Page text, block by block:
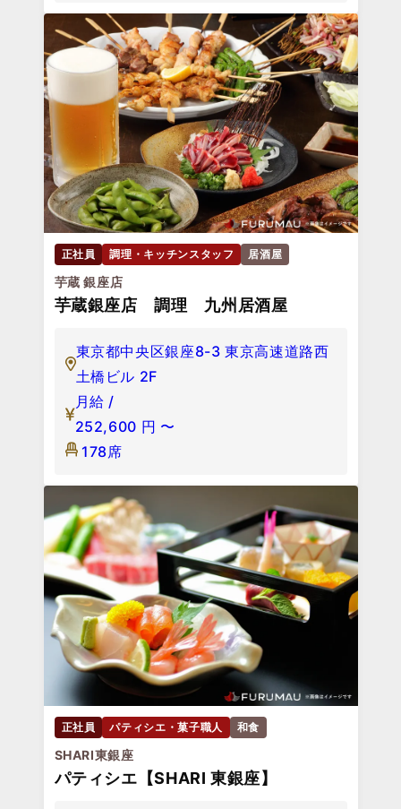
正社員 調理・キッチンスタッフ 居酒屋
芋蔵 銀座店
芋蔵銀座店 調理 九州居酒屋
東京都中央区銀座8-3 東京高速道路西
土橋ビル 2F
月給 /
252,600 円 〜
178席
正社員 パティシエ・菓子職人 和食
SHARI東銀座
パティシエ【SHARI 東銀座】